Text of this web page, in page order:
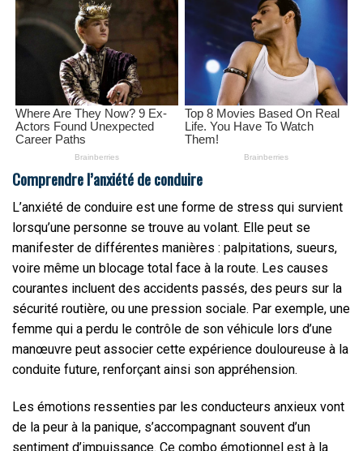
Comprendre l’anxiété de conduire
L’anxiété de conduire est une forme de stress qui survient
lorsqu’une personne se trouve au volant. Elle peut se
manifester de différentes manières : palpitations, sueurs,
voire même un blocage total face à la route. Les causes
courantes incluent des accidents passés, des peurs sur la
sécurité routière, ou une pression sociale. Par exemple, une
femme qui a perdu le contrôle de son véhicule lors d’une
manœuvre peut associer cette expérience douloureuse à la
conduite future, renforçant ainsi son appréhension.
Les émotions ressenties par les conducteurs anxieux vont
de la peur à la panique, s’accompagnant souvent d’un
sentiment d’impuissance. Ce combo émotionnel est à la